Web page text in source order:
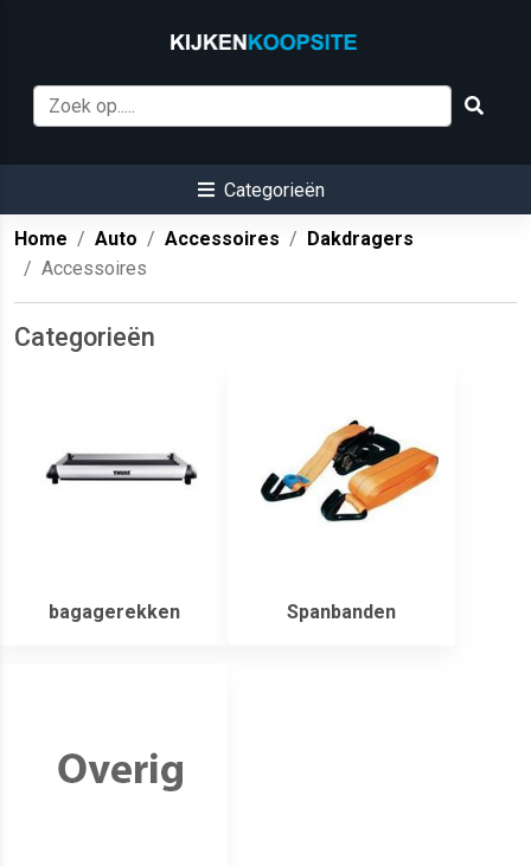
Categorieën
Home Auto Accessoires
Dakdragers
Accessoires
Categorieën
bagagerekken Spanbanden